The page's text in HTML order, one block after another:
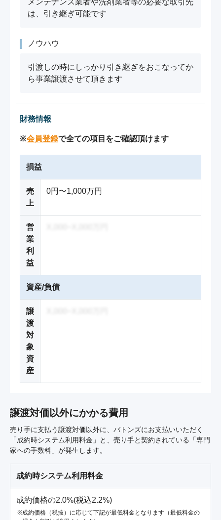
メンテナンス業者や洗剤業者等の必要な取引先
は、引き継ぎ可能です
ノウハウ
引渡しの時にしっかり引き継ぎをおこなってか
ら事業譲渡させて頂きます
財務情報
※会員登録で全ての項目をご確認頂けます
損益
売
上
0円〜1,000万円
営
業
利
益
資産/負債
譲
渡
対
象
資
産
譲渡対価以外にかかる費用
売り手に支払う譲渡対価以外に、バトンズにお支払いいただく
「成約時システム利用料金」と、売り手と契約されている「専門
家への手数料」が発生します。
成約時システム利用料金
成約価格の2.0%(税込2.2%)
成約価格（税抜）に応じて下記が最低料金となります（最低料金の